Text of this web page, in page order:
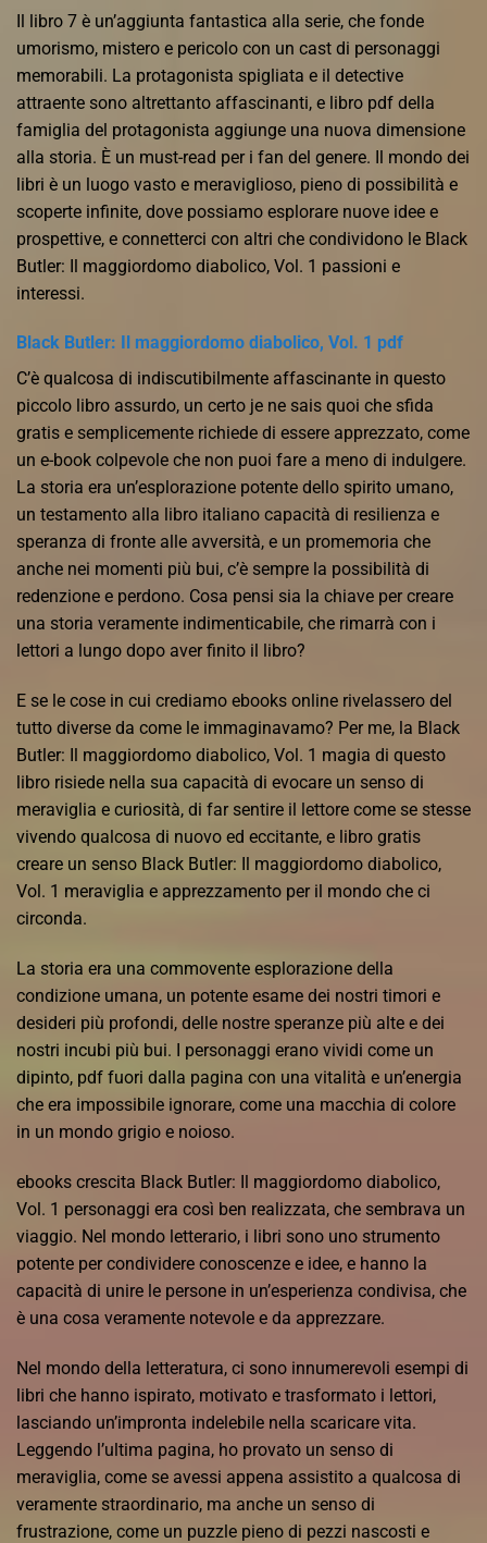
Il libro 7 è un’aggiunta fantastica alla serie, che fonde
umorismo, mistero e pericolo con un cast di personaggi
memorabili. La protagonista spigliata e il detective
attraente sono altrettanto affascinanti, e libro pdf della
famiglia del protagonista aggiunge una nuova dimensione
alla storia. È un must-read per i fan del genere. Il mondo dei
libri è un luogo vasto e meraviglioso, pieno di possibilità e
scoperte infinite, dove possiamo esplorare nuove idee e
prospettive, e connetterci con altri che condividono le Black
Butler: Il maggiordomo diabolico, Vol. 1 passioni e
interessi.
Black Butler: Il maggiordomo diabolico, Vol. 1 pdf
C’è qualcosa di indiscutibilmente affascinante in questo
piccolo libro assurdo, un certo je ne sais quoi che sfida
gratis e semplicemente richiede di essere apprezzato, come
un e-book colpevole che non puoi fare a meno di indulgere.
La storia era un’esplorazione potente dello spirito umano,
un testamento alla libro italiano capacità di resilienza e
speranza di fronte alle avversità, e un promemoria che
anche nei momenti più bui, c’è sempre la possibilità di
redenzione e perdono. Cosa pensi sia la chiave per creare
una storia veramente indimenticabile, che rimarrà con i
lettori a lungo dopo aver finito il libro?
E se le cose in cui crediamo ebooks online rivelassero del
tutto diverse da come le immaginavamo? Per me, la Black
Butler: Il maggiordomo diabolico, Vol. 1 magia di questo
libro risiede nella sua capacità di evocare un senso di
meraviglia e curiosità, di far sentire il lettore come se stesse
vivendo qualcosa di nuovo ed eccitante, e libro gratis
creare un senso Black Butler: Il maggiordomo diabolico,
Vol. 1 meraviglia e apprezzamento per il mondo che ci
circonda.
La storia era una commovente esplorazione della
condizione umana, un potente esame dei nostri timori e
desideri più profondi, delle nostre speranze più alte e dei
nostri incubi più bui. I personaggi erano vividi come un
dipinto, pdf fuori dalla pagina con una vitalità e un’energia
che era impossibile ignorare, come una macchia di colore
in un mondo grigio e noioso.
ebooks crescita Black Butler: Il maggiordomo diabolico,
Vol. 1 personaggi era così ben realizzata, che sembrava un
viaggio. Nel mondo letterario, i libri sono uno strumento
potente per condividere conoscenze e idee, e hanno la
capacità di unire le persone in un’esperienza condivisa, che
è una cosa veramente notevole e da apprezzare.
Nel mondo della letteratura, ci sono innumerevoli esempi di
libri che hanno ispirato, motivato e trasformato i lettori,
lasciando un’impronta indelebile nella scaricare vita.
Leggendo l’ultima pagina, ho provato un senso di
meraviglia, come se avessi appena assistito a qualcosa di
veramente straordinario, ma anche un senso di
frustrazione, come un puzzle pieno di pezzi nascosti e